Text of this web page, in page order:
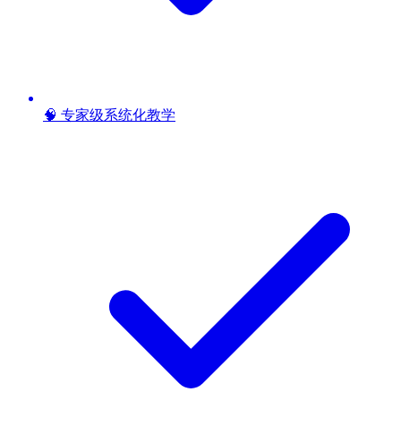
🧠 专家级系统化教学